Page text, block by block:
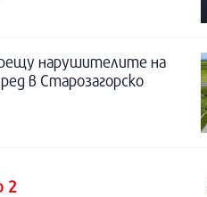
нарушителите на
в Старозагорско
2